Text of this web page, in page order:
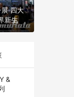
四大
新生
&